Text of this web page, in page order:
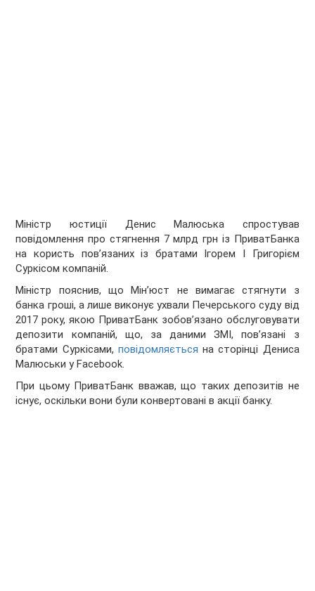
Міністр юстиції Денис Малюська спростував
повідомлення про стягнення 7 млрд грн із ПриватБанка
на користь пов’язаних із братами Ігорем І Григорієм
Суркісом компаній.
Міністр пояснив, що Мін’юст не вимагає стягнути з
банка гроші, а лише виконує ухвали Печерського суду від
2017 року, якою ПриватБанк зобов’язано обслуговувати
депозити компаній, що, за даними ЗМІ, пов’язані з
братами Суркісами, повідомляється на сторінці Дениса
Малюськи у Facebook.
При цьому ПриватБанк вважав, що таких депозитів не
існує, оскільки вони були конвертовані в акції банку.